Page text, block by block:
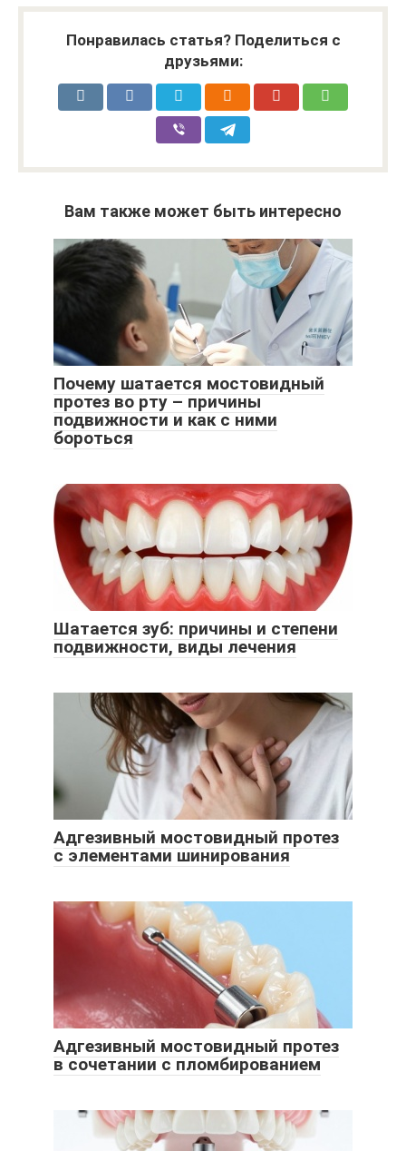
Понравилась статья? Поделиться с
друзьями:
Вам также может быть интересно
Почему шатается мостовидный
протез во рту – причины
подвижности и как с ними
бороться
Шатается зуб: причины и степени
подвижности, виды лечения
Адгезивный мостовидный протез
с элементами шинирования
Адгезивный мостовидный протез
в сочетании с пломбированием